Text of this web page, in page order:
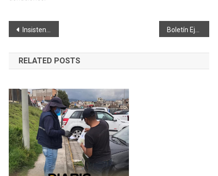
Navegación
de
entradas
Insisten en toque de queda de 24 horas para la Provincia
RELATED POSTS